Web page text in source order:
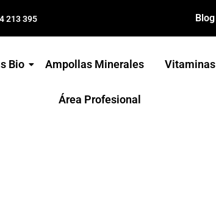
213 395 Blog
Bio Ampollas Minerales Vitaminas
Área Profesional